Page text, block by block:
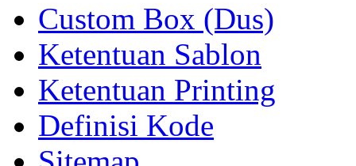
Custom Box (Dus)
Ketentuan Sablon
Ketentuan Printing
Definisi Kode